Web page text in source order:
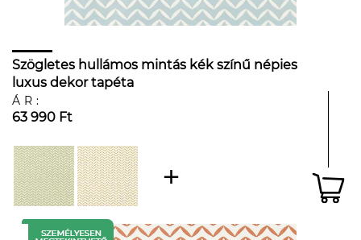
Szögletes hullámos mintás kék színű népies
luxus dekor tapéta
ÁR:
63 990 Ft